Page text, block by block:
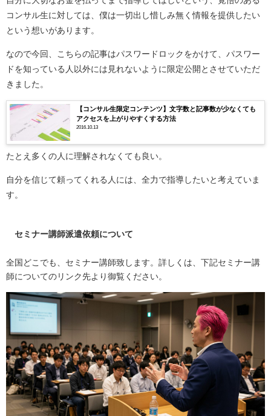
コンサル生に対しては、僕は一切出し惜しみ無く情報を提供したい
という想いがあります。
なので今回、こちらの記事はパスワードロックをかけて、パスワー
ドを知っている人以外には見れないように限定公開とさせていただ
きました。
【コンサル生限定コンテンツ】文字数と記事数が少なくても
アクセスを上がりやすくする方法
2016.10.13
たとえ多くの人に理解されなくても良い。
自分を信じて頼ってくれる人には、全力で指導したいと考えていま
す。
セミナー講師派遣依頼について
全国どこでも、セミナー講師致します。詳しくは、下記セミナー講
師についてのリンク先より御覧ください。